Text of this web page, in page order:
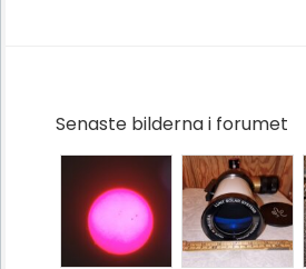
Senaste bilderna i forumet